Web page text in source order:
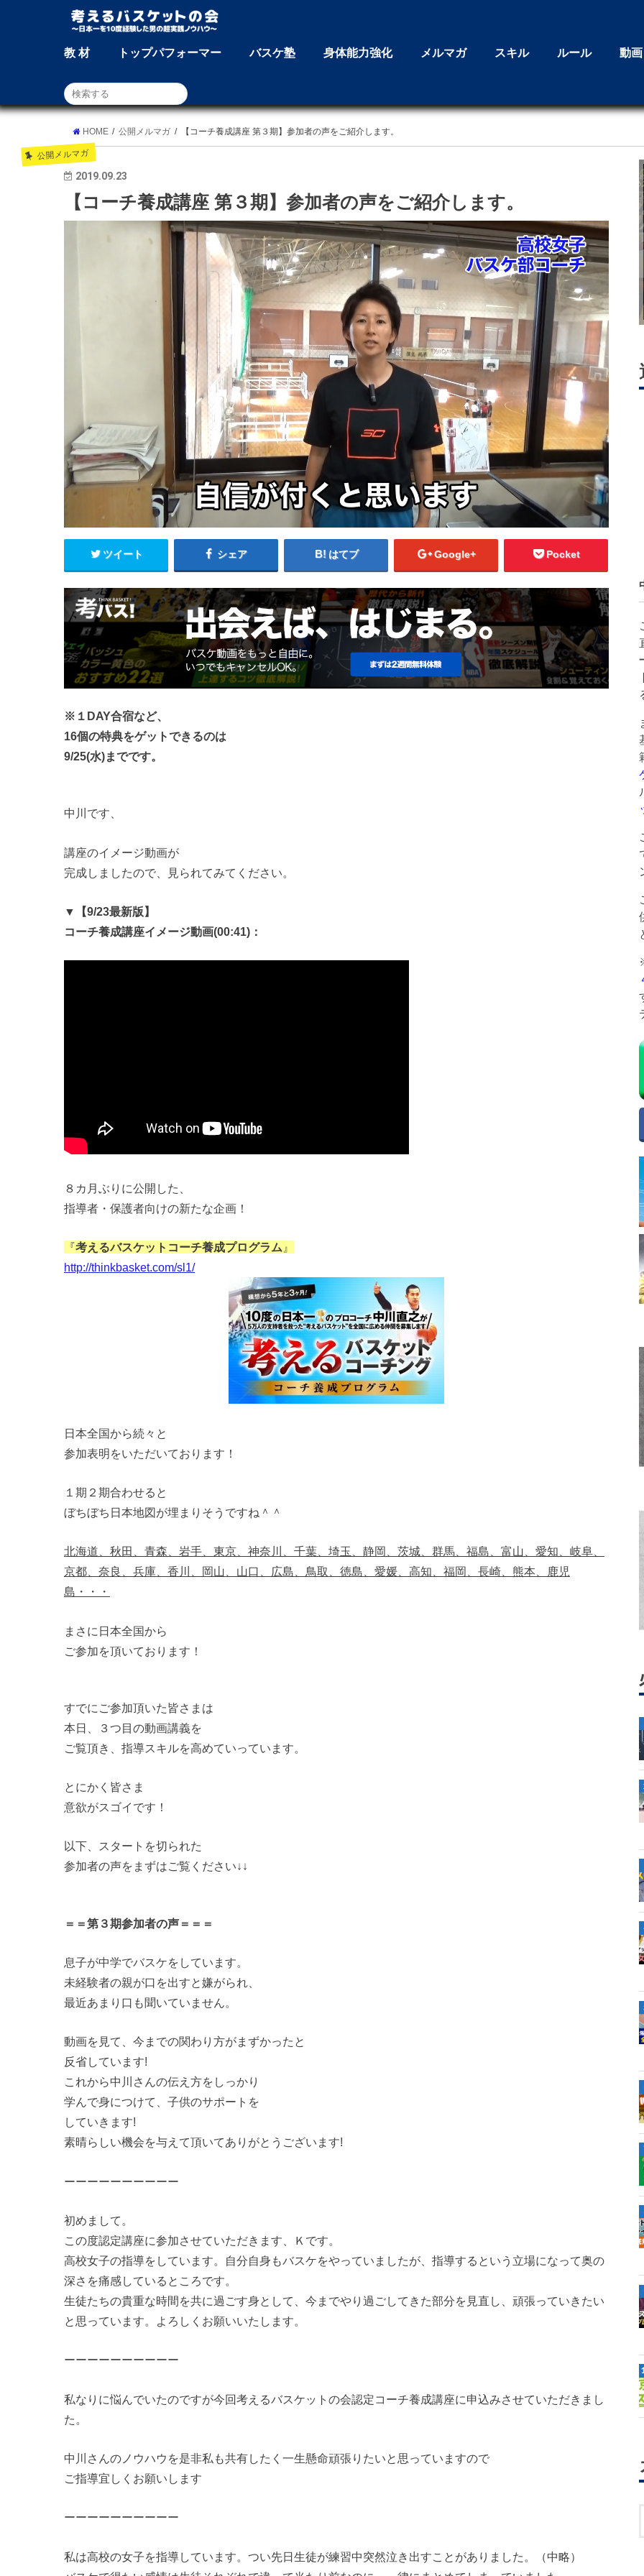
教 材 トップパフォーマー バスケ塾 身体能力強化 メルマガ スキル ルール 動画
HOME 公開メルマガ 【コーチ養成講座 第３期】参加者の声をご紹介します。
公開メルマガ
2019.09.23
【コーチ養成講座 第３期】参加者の声をご紹介します。
ツイート シェア はてブ Google+ Pocket
※１DAY合宿など、
16個の特典をゲットできるのは
9/25(水)までです。
中川です、
講座のイメージ動画が
完成しましたので、見られてみてください。
▼【9/23最新版】
コーチ養成講座イメージ動画(00:41)：
８カ月ぶりに公開した、
指導者・保護者向けの新たな企画！
『考えるバスケットコーチ養成プログラム 』
http://thinkbasket.com/sl1/
日本全国から続々と
参加表明をいただいております！
１期２期合わせると
ぼちぼち日本地図が埋まりそうですね＾＾
北海道、秋田、青森、岩手、東京、神奈川、千葉、埼玉、静岡、茨城、群馬、福島、富山、愛知、岐阜、
京都、奈良、兵庫、香川、岡山、山口、広島、鳥取、徳島、愛媛、高知、福岡、長崎、熊本、鹿児
島・・・
まさに日本全国から
ご参加を頂いております！
すでにご参加頂いた皆さまは
本日、３つ目の動画講義を
ご覧頂き、指導スキルを高めていっています。
とにかく皆さま
意欲がスゴイです！
以下、スタートを切られた
参加者の声をまずはご覧ください↓↓
＝＝第３期参加者の声＝＝＝
息子が中学でバスケをしています。
未経験者の親が口を出すと嫌がられ、
最近あまり口も聞いていません。
動画を見て、今までの関わり方がまずかったと
反省しています!
これから中川さんの伝え方をしっかり
学んで身につけて、子供のサポートを
していきます!
素晴らしい機会を与えて頂いてありがとうございます!
ーーーーーーーーーー
初めまして。
この度認定講座に参加させていただきます、Ｋです。
高校女子の指導をしています。自分自身もバスケをやっていましたが、指導するという立場になって奥の
深さを痛感しているところです。
生徒たちの貴重な時間を共に過ごす身として、今までやり過ごしてきた部分を見直し、頑張っていきたい
と思っています。よろしくお願いいたします。
ーーーーーーーーーー
私なりに悩んでいたのですが今回考えるバスケットの会認定コーチ養成講座に申込みさせていただきまし
た。
中川さんのノウハウを是非私も共有したく一生懸命頑張りたいと思っていますので
ご指導宜しくお願いします
ーーーーーーーーーー
私は高校の女子を指導しています。つい先日生徒が練習中突然泣き出すことがありました。（中略）